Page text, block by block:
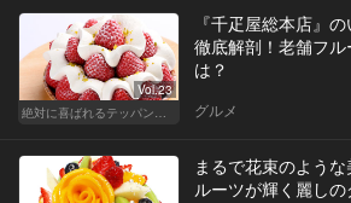
Vol.23
絶対に喜ばれるテッパン手土産
『千疋屋総本店』
徹底解剖！老舗フ
は？
グルメ
まるで花束のよう
ルーツが輝く麗し